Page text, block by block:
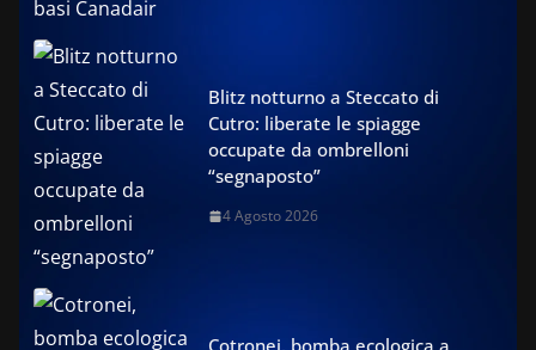
Blitz notturno a Steccato di
Cutro: liberate le spiagge
occupate da ombrelloni
“segnaposto”
4 Agosto 2026